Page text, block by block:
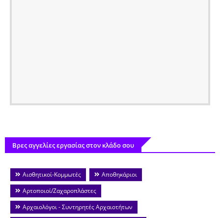
Βρες αγγελίες εργασίας στον κλάδο σου
Αισθητικοί-Κομμωτές
Αποθηκάριοι
Αρτοποιοί/Ζαχαροπλάστες
Αρχαιολόγοι - Συντηρητές Αρχαιοτήτων